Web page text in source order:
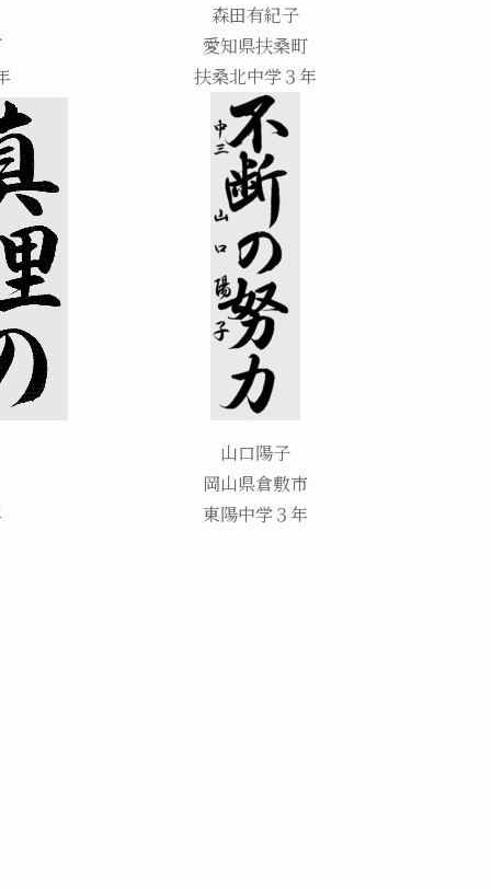
森田有紀子
愛知県扶桑町
扶桑北中学３年
山口陽子
岡山県倉敷市
東陽中学３年